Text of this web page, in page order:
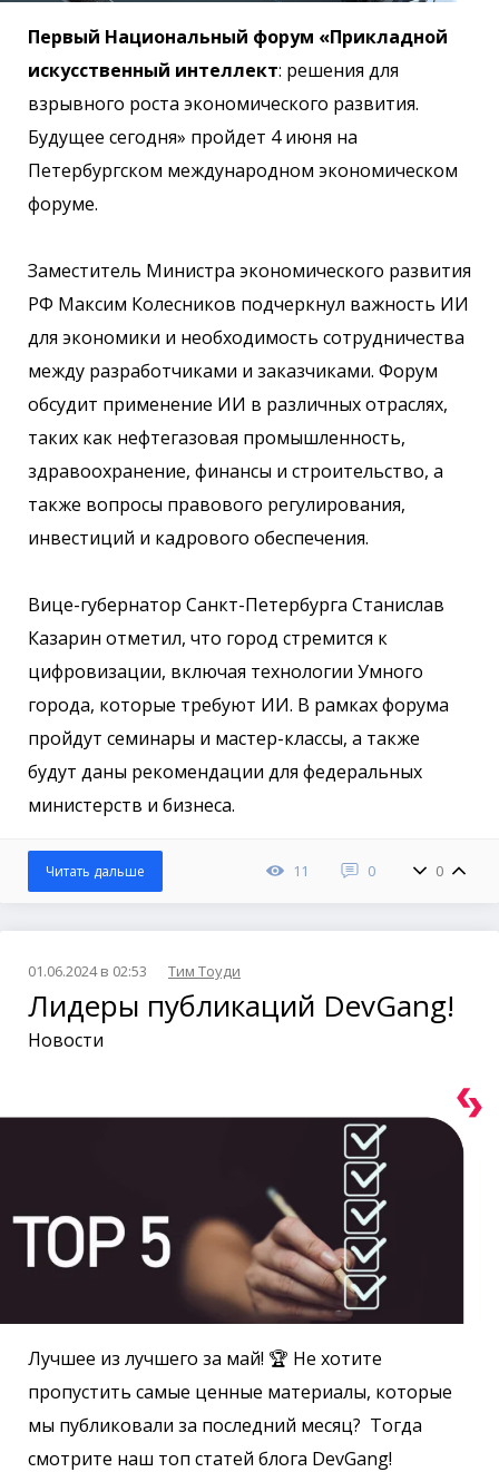
Первый Национальный форум «Прикладной
искусственный интеллект: решения для
взрывного роста экономического развития.
Будущее сегодня» пройдет 4 июня на
Петербургском международном экономическом
форуме.
Заместитель Министра экономического развития
РФ Максим Колесников подчеркнул важность ИИ
для экономики и необходимость сотрудничества
между разработчиками и заказчиками. Форум
обсудит применение ИИ в различных отраслях,
таких как нефтегазовая промышленность,
здравоохранение, финансы и строительство, а
также вопросы правового регулирования,
инвестиций и кадрового обеспечения.
Вице-губернатор Санкт-Петербурга Станислав
Казарин отметил, что город стремится к
цифровизации, включая технологии Умного
города, которые требуют ИИ. В рамках форума
пройдут семинары и мастер-классы, а также
будут даны рекомендации для федеральных
министерств и бизнеса.
11 0 0
Читать дальше
01.06.2024 в 02:53 Тим Тоуди
Лидеры публикаций DevGang!
Новости
Лучшее из лучшего за май! 🏆 Не хотите
пропустить самые ценные материалы, которые
мы публиковали за последний месяц? Тогда
смотрите наш топ статей блога DevGang!